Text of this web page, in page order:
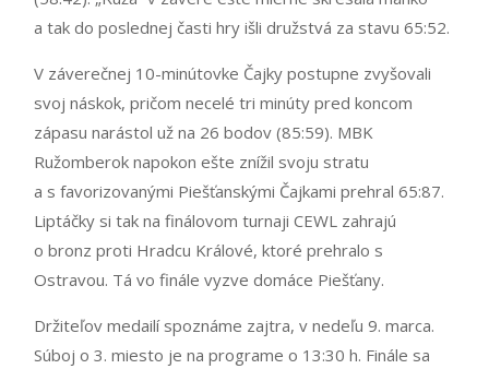
a tak do poslednej časti hry išli družstvá za stavu 65:52.
V záverečnej 10-minútovke Čajky postupne zvyšovali
svoj náskok, pričom necelé tri minúty pred koncom
zápasu narástol už na 26 bodov (85:59). MBK
Ružomberok napokon ešte znížil svoju stratu
a s favorizovanými Piešťanskými Čajkami prehral 65:87.
Liptáčky si tak na finálovom turnaji CEWL zahrajú
o bronz proti Hradcu Králové, ktoré prehralo s
Ostravou. Tá vo finále vyzve domáce Piešťany.
Držiteľov medailí spoznáme zajtra, v nedeľu 9. marca.
Súboj o 3. miesto je na programe o 13:30 h. Finále sa